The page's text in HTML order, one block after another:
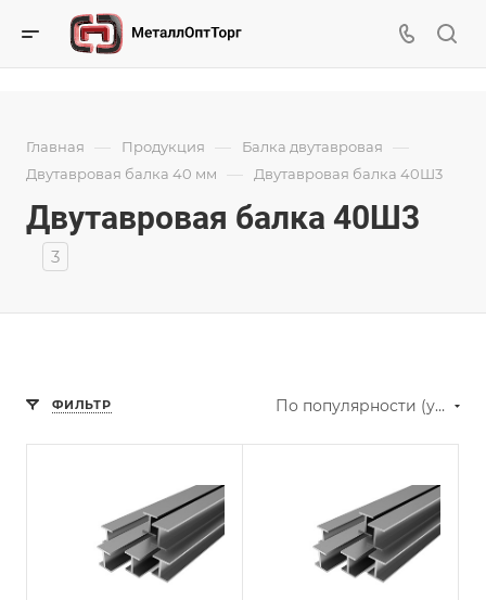
Главная — Продукция — Балка двутавровая —
Двутавровая балка 40 мм — Двутавровая балка 40Ш3
Двутавровая балка 40Ш3
3
ФИЛЬТР По популярности (убывание)